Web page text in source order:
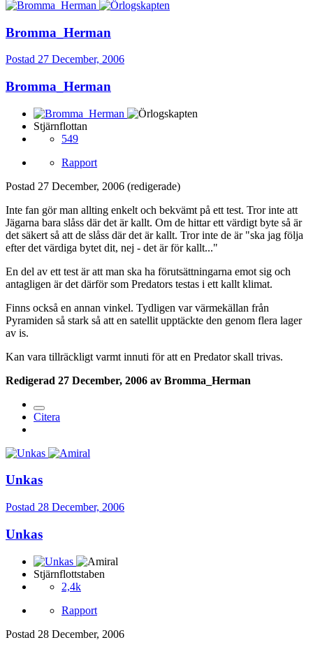
Bromma_Herman
Postad 27 December, 2006
Bromma_Herman
Stjärnflottan
549
Rapport
Postad 27 December, 2006 (redigerade)
Inte fan gör man allting enkelt och bekvämt på ett test. Tror inte att
Jägarna bara slåss där det är kallt. Om de hittar ett värdigt byte så är
det säkert så att de slåss där det är kallt. Tror inte de är "ska jag följa
efter det värdiga bytet dit, nej - det är för kallt..."
En del av ett test är att man ska ha förutsättningarna emot sig och
antagligen är det därför som Predators testas i ett kallt klimat.
Finns också en annan vinkel. Tydligen var värmekällan från
Pyramiden så stark så att en satellit upptäckte den genom flera lager
av is.
Kan vara tillräckligt varmt innuti för att en Predator skall trivas.
Redigerad 27 December, 2006 av Bromma_Herman
Citera
Unkas
Postad 28 December, 2006
Unkas
Stjärnflottstaben
2,4k
Rapport
Postad 28 December, 2006